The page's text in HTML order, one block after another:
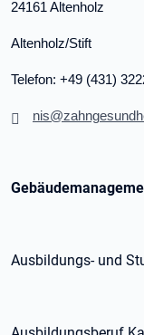
24161 Altenholz
Altenholz/Stift
Telefon: +49 (431)
Ausbildungs- und